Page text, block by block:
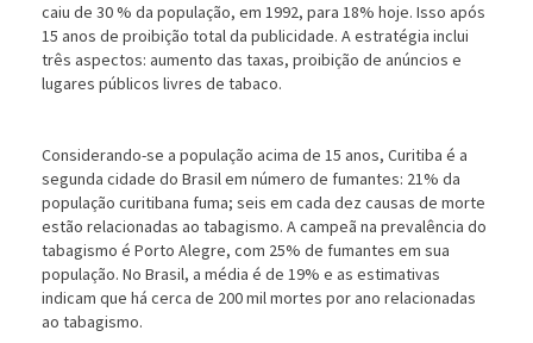
caiu de 30 % da população, em 1992, para 18% hoje. Isso após
15 anos de proibição total da publicidade. A estratégia inclui
três aspectos: aumento das taxas, proibição de anúncios e
lugares públicos livres de tabaco.
Considerando-se a população acima de 15 anos, Curitiba é a
segunda cidade do Brasil em número de fumantes: 21% da
população curitibana fuma; seis em cada dez causas de morte
estão relacionadas ao tabagismo. A campeã na prevalência do
tabagismo é Porto Alegre, com 25% de fumantes em sua
população. No Brasil, a média é de 19% e as estimativas
indicam que há cerca de 200 mil mortes por ano relacionadas
ao tabagismo.